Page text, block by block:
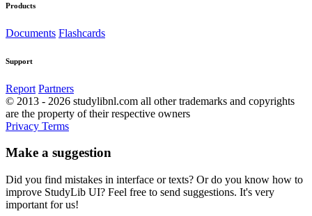
Products
Documents Flashcards
Support
Report Partners
© 2013 - 2026 studylibnl.com all other trademarks and copyrights
are the property of their respective owners
Privacy Terms
Make a suggestion
Did you find mistakes in interface or texts? Or do you know how to
improve StudyLib UI? Feel free to send suggestions. It's very
important for us!